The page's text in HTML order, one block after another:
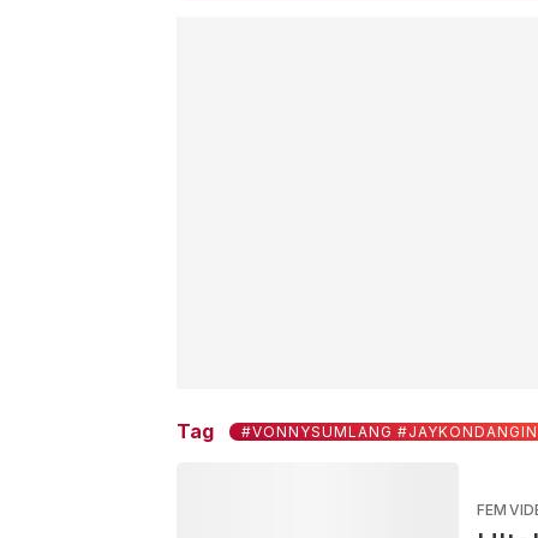
Tag #VONNYSUMLANG #JAYKONDANGIN
FEM